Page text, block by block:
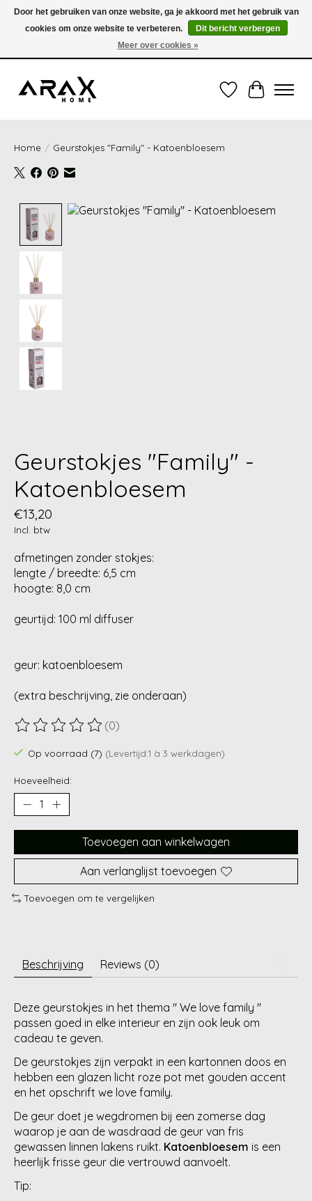
VERZENDING TUSSEN 1 en 3 WERKDAGEN - GRATIS VERZENDING VANAF 35,00€
(onder de 35,00€ = 3,95€ verzendkosten) OF OPHALEN IN DE WINKEL OOK
Verlanglijst
Home / Geurstokjes "Family" - Katoenbloesem
Product image slideshow Items
Geurstokjes "Family" -
Katoenbloesem
€13,20
Incl. btw
afmetingen zonder stokjes:
lengte / breedte: 6,5 cm
hoogte: 8,0 cm
geurtijd: 100 ml diffuser
geur: katoenbloesem
(extra beschrijving, zie onderaan)
De beoordeling van dit product is
(0)
Op voorraad (7) (Levertijd:1 à 3 werkdagen)
Hoeveelheid:
Toevoegen aan winkelwagen
Aan verlanglijst toevoegen
Toevoegen om te vergelijken
Beschrijving Reviews (0)
Deze geurstokjes in het thema " We love family "
passen goed in elke interieur en zijn ook leuk om
cadeau te geven.
De geurstokjes zijn verpakt in een kartonnen doos en
hebben een glazen licht roze pot met gouden accent
en het opschrift we love family.
De geur doet je wegdromen bij een zomerse dag
waarop je aan de wasdraad de geur van fris
gewassen linnen lakens ruikt. Katoenbloesem is een
heerlijk frisse geur die vertrouwd aanvoelt.
Tip:
Door het gebruiken van onze website, ga je akkoord met het gebruik van
cookies om onze website te verbeteren.
Dit bericht verbergen
Meer over cookies »